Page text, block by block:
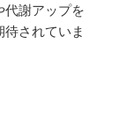
代謝アップを
されていま